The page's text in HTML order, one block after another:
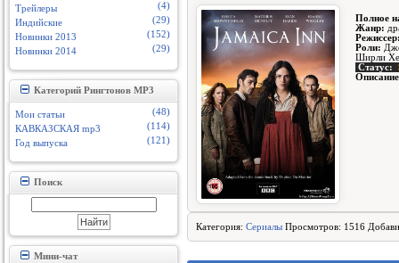
Трейлеры
(4)
Индийские
(29)
Новинки 2013
(152)
Новинки 2014
(29)
Категорий Рингтонов MP3
Мои статьи
(48)
КАВКАЗСКАЯ mp3
(114)
Год выпуска
(121)
Поиск
Мини-чат
Полное
Жанр:
Роли:
Ширли
Статус:
Категория: Сериалы Просмотров: 1516